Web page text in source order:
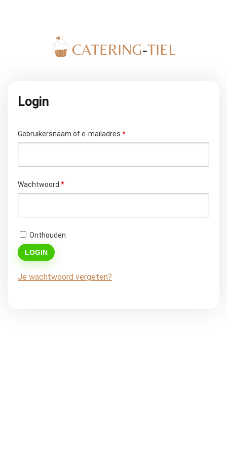
Login
Gebruikersnaam of e-mailadres *Vereist
Wachtwoord *Vereist
Onthouden
LOGIN
Je wachtwoord vergeten?